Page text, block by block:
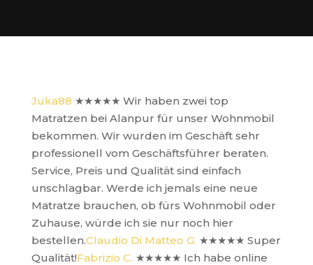
Juka88 ★★★★★ Wir haben zwei top
Matratzen bei Alanpur für unser Wohnmobil
bekommen. Wir wurden im Geschäft sehr
professionell vom Geschäftsführer beraten.
Service, Preis und Qualität sind einfach
unschlagbar. Werde ich jemals eine neue
Matratze brauchen, ob fürs Wohnmobil oder
Zuhause, würde ich sie nur noch hier
bestellen.Claudio Di Matteo G. ★★★★★ Super
Qualität!Fabrizio C. ★★★★★ Ich habe online